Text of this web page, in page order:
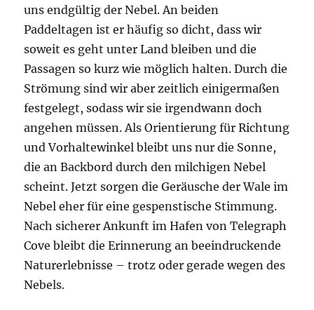
uns endgültig der Nebel. An beiden
Paddeltagen ist er häufig so dicht, dass wir
soweit es geht unter Land bleiben und die
Passagen so kurz wie möglich halten. Durch die
Strömung sind wir aber zeitlich einigermaßen
festgelegt, sodass wir sie irgendwann doch
angehen müssen. Als Orientierung für Richtung
und Vorhaltewinkel bleibt uns nur die Sonne,
die an Backbord durch den milchigen Nebel
scheint. Jetzt sorgen die Geräusche der Wale im
Nebel eher für eine gespenstische Stimmung.
Nach sicherer Ankunft im Hafen von Telegraph
Cove bleibt die Erinnerung an beeindruckende
Naturerlebnisse – trotz oder gerade wegen des
Nebels.